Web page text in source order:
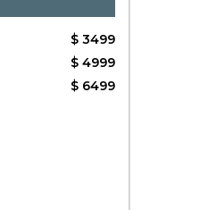
$ 3499
$ 4999
$ 6499